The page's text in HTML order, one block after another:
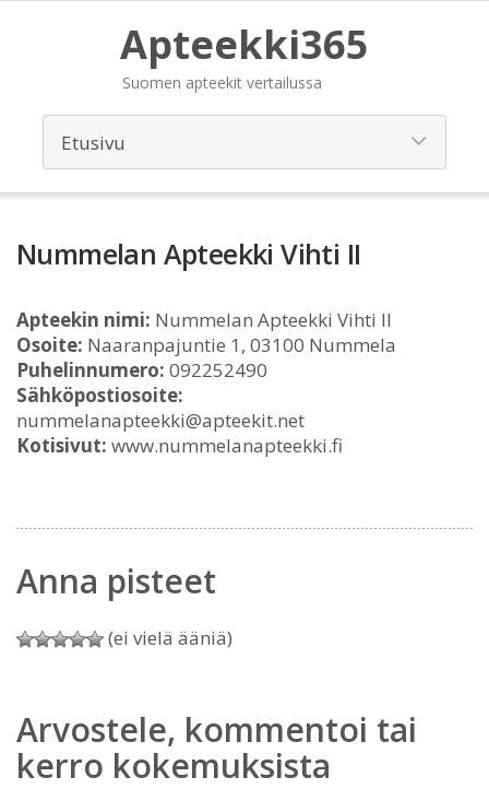
Apteekki365
Suomen apteekit vertailussa
Nummelan Apteekki Vihti II
Apteekin nimi: Nummelan Apteekki Vihti II
Osoite: Naaranpajuntie 1, 03100 Nummela
Puhelinnumero: 092252490
Sähköpostiosoite:
nummelanapteekki@apteekit.net
Kotisivut: www.nummelanapteekki.fi
Anna pisteet
(ei vielä ääniä)
Arvostele, kommentoi tai
kerro kokemuksista